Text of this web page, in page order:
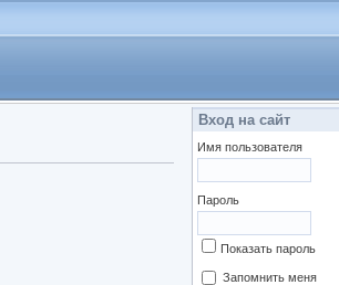
Вход на сайт
Имя пользователя
Пароль
Показать пароль
Запомнить меня